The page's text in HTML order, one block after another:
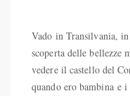
Vado in Transilvania,
scoperta delle bellezze
vedere il castello del
quando ero bambina e